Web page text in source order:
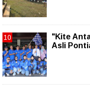
"Kite
Asli